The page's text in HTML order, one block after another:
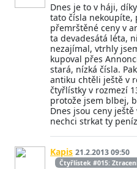
Dnes je to v háji,
tato čísla nekoupíte,
přemrštěné ceny v
ta devadesátá léta,
nezajímal, vtrhly
kupoval přes
stará, nízká čísla.
antiku chtěli ještě v
čtyřlístky v rozmezí
protože jsem blbej,
Dnes jsou ceny
nechci strkat ty
Kapis 21.2.2013 09:50
Čtyřlístek #015: